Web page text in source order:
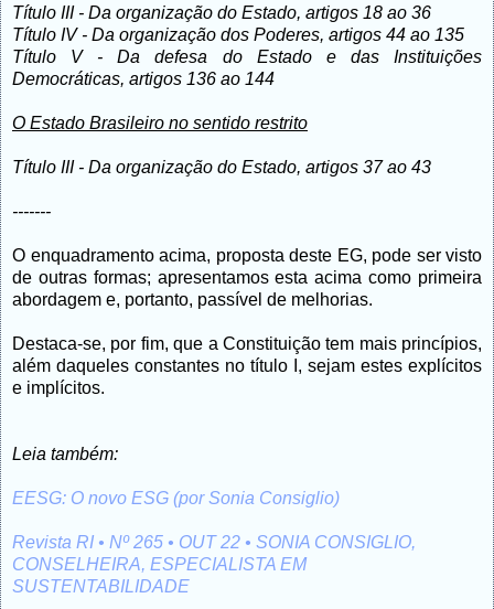
Título III - Da organização do Estado, artigos 18 ao 36
Título IV - Da organização dos Poderes, artigos 44 ao 135
Título V - Da defesa do Estado e das Instituições
Democráticas, artigos 136 ao 144
O Estado Brasileiro no sentido restrito
Título III - Da organização do Estado, artigos 37 ao 43
-------
O enquadramento acima, proposta deste EG, pode ser visto
de outras formas; apresentamos esta acima como primeira
abordagem e, portanto, passível de melhorias.
Destaca-se, por fim, que a Constituição tem mais princípios,
além daqueles constantes no título I, sejam estes explícitos
e implícitos.
Leia também:
EESG: O novo ESG (por Sonia Consiglio)
Revista RI • Nº 265 • OUT 22 • SONIA CONSIGLIO,
CONSELHEIRA, ESPECIALISTA EM
SUSTENTABILIDADE